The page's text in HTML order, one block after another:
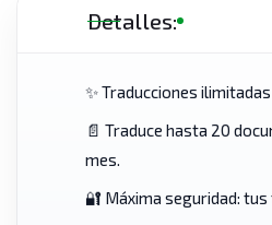
Detalles:
✨ Traducciones
📄 Traduce hasta 20
mes.
🔐 Máxima seguridad: